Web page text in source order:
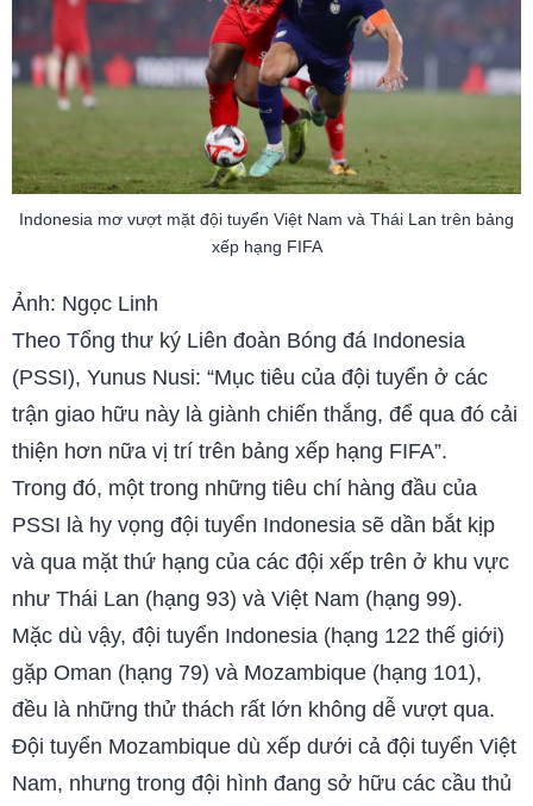
Indonesia mơ vượt mặt đội tuyển Việt Nam và Thái Lan trên bảng
xếp hạng FIFA
Ảnh: Ngọc Linh
Theo Tổng thư ký Liên đoàn Bóng đá Indonesia
(PSSI), Yunus Nusi: “Mục tiêu của đội tuyển ở các
trận giao hữu này là giành chiến thắng, để qua đó cải
thiện hơn nữa vị trí trên bảng xếp hạng FIFA”.
Trong đó, một trong những tiêu chí hàng đầu của
PSSI là hy vọng đội tuyển Indonesia sẽ dần bắt kịp
và qua mặt thứ hạng của các đội xếp trên ở khu vực
như Thái Lan (hạng 93) và Việt Nam (hạng 99).
Mặc dù vậy, đội tuyển Indonesia (hạng 122 thế giới)
gặp Oman (hạng 79) và Mozambique (hạng 101),
đều là những thử thách rất lớn không dễ vượt qua.
Đội tuyển Mozambique dù xếp dưới cả đội tuyển Việt
Nam, nhưng trong đội hình đang sở hữu các cầu thủ